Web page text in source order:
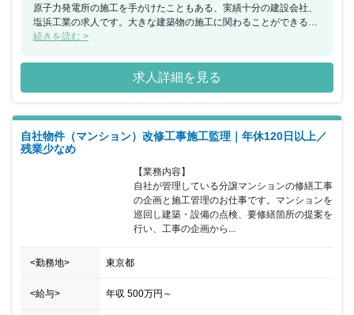
原子力発電所の施工を手がけたこともある、実績十分の建設会社、
塩浜工業の求人です。大きな建築物の施工に関わることができるの
で、これまでの経験を生かしながら、大きな挑戦をしたいという方
続きを読む >
求人詳細を見る
自社物件（マンション）改修工事施工監理｜年休120日以上／
残業少なめ
【業務内容】
自社が管理している分譲マンションの修繕工事
の企画と施工管理のお仕事です。マンションを
巡回し建築・設備の点検、要修繕箇所の提案を
行い、工事の企画から...
<勤務地> 東京都
<給与> 年収 500万円 ～